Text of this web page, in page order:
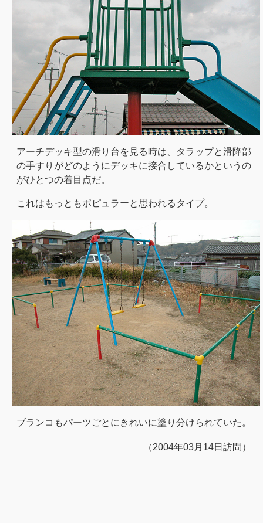
アーチデッキ型の滑り台を見る時は、タラップと滑降部
の手すりがどのようにデッキに接合しているかというの
がひとつの着目点だ。
これはもっともポピュラーと思われるタイプ。
ブランコもパーツごとにきれいに塗り分けられていた。
（2004年03月14日訪問）